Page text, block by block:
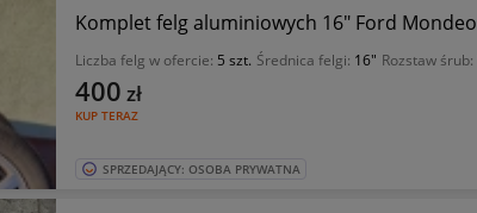
Liczba felg w ofercie: 5 szt. Średnica felgi: 16" Rozstaw śrub:
KUP TERAZ
400 zł
SPRZEDAJĄCY: OSOBA PRYWATNA